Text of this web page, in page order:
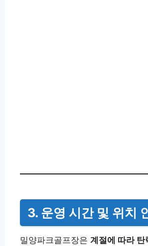
3. 운영 시간 및 위치
밀양파크골프장은 계절에 따라 탄